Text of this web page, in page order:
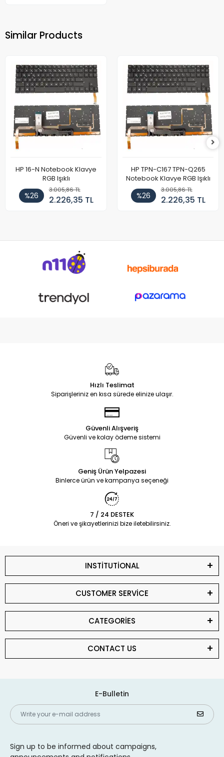
Similar Products
HP 16-N Notebook Klavye
RGB Işıklı
%26
3.005,86 TL
2.226,35 TL
HP TPN-C167 TPN-Q265
Notebook Klavye RGB Işıklı
%26
3.005,86 TL
2.226,35 TL
Hızlı Teslimat
Siparişleriniz en kısa sürede elinize ulaşır.
Güvenli Alışveriş
Güvenli ve kolay ödeme sistemi
Geniş Ürün Yelpazesi
Binlerce ürün ve kampanya seçeneği
7 / 24 DESTEK
Öneri ve şikayetlerinizi bize iletebilirsiniz.
INSTİTUTİONAL
CUSTOMER SERVİCE
CATEGORİES
CONTACT US
E-Bulletin
Sign up to be informed about campaigns,